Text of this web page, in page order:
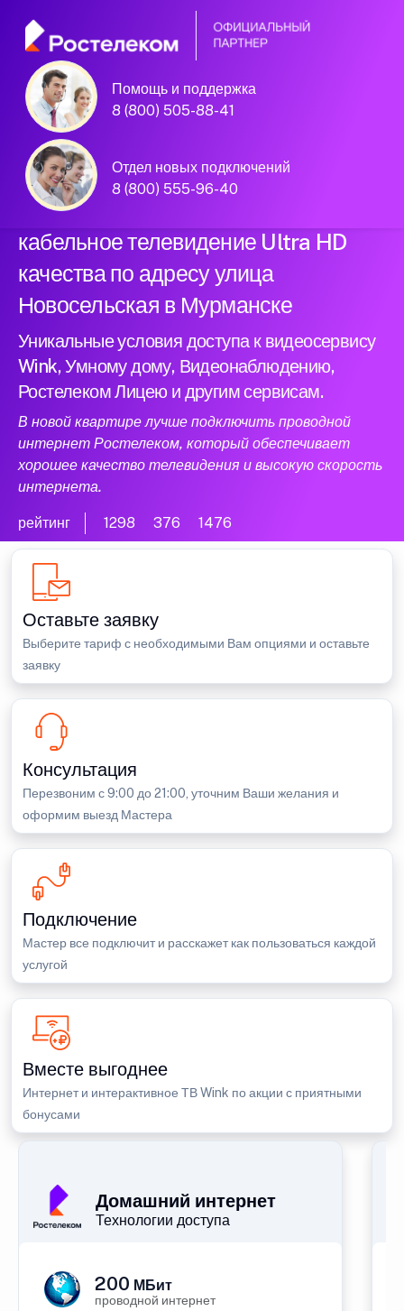
Помощь и поддержка
8 (800) 505-88-41
Отдел новых подключений
8 (800) 555-96-40
Официальный
партнер Ростелеком
Подключили новый интернет и
кабельное телевидение Ultra HD
качества по адресу улица
Новосельская в Мурманске
Уникальные условия доступа к видеосервису
Wink, Умному дому, Видеонаблюдению,
Ростелеком Лицею и другим сервисам.
В новой квартире лучше подключить проводной
интернет Ростелеком, который обеспечивает
хорошее качество телевидения и высокую скорость
интернета.
рейтинг 1298 376 1476
Оставьте заявку
Выберите тариф с необходимыми Вам опциями и оставьте
заявку
Консультация
Перезвоним с 9:00 до 21:00, уточним Ваши желания и
оформим выезд Мастера
Подключение
Мастер все подключит и расскажет как пользоваться каждой
услугой
Вместе выгоднее
Интернет и интерактивное ТВ Wink по акции с приятными
бонусами
Домашний интернет
Технологии доступа
200 МБит
проводной интернет